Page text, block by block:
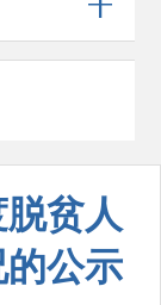
贫人
公示